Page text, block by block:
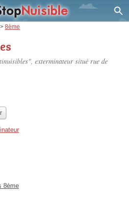
> 8ème
exterminateur situé rue de
8ème